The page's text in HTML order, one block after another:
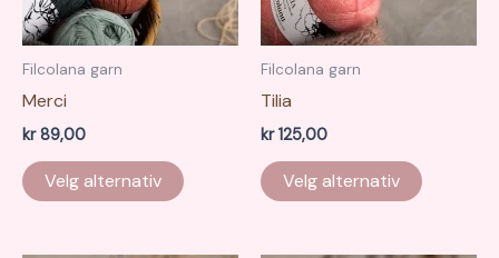
Filcolana garn
Merci
kr89,00
Velg alternativ
produktet
flere
Filcolana garn
Tilia
kr125,00
Velg alternativ
flere